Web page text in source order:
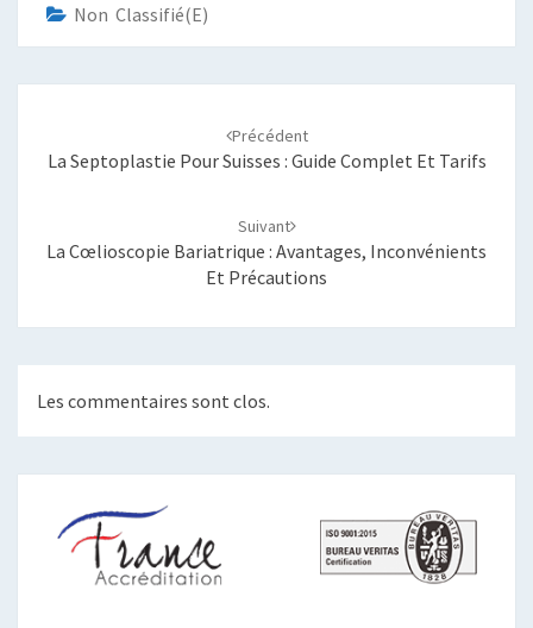
Non Classifié(e)
Précédent
La Septoplastie Pour Suisses : Guide Complet Et Tarifs
Suivant
La Cœlioscopie Bariatrique : Avantages, Inconvénients
Et Précautions
Les commentaires sont clos.